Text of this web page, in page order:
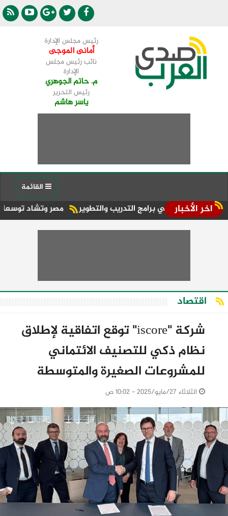
رئيس مجلس الإدارة
أمانى الموجى
نائب رئيس مجلس
الإدارة
م. حاتم الجوهري
رئيس التحرير
ياسر هاشم
اخر الأخبار مصر وتشاد توسعان آفاق التعاون برامج التدريب والتطوير
اقتصاد
شركة "iscore" توقع اتفاقية لإطلاق
نظام ذكي للتصنيف الائتماني
للمشروعات الصغيرة والمتوسطة
الثلاثاء 27/مايو/2025 - 10:02 ص